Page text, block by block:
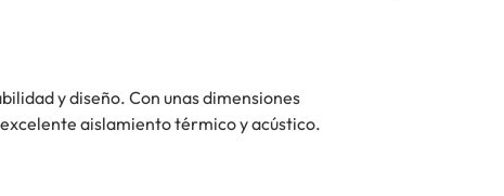
y diseño. Con unas dimensiones
aislamiento térmico y acústico.